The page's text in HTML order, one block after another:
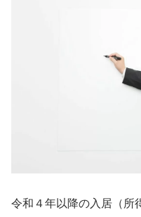
令和４年以降の入居（所